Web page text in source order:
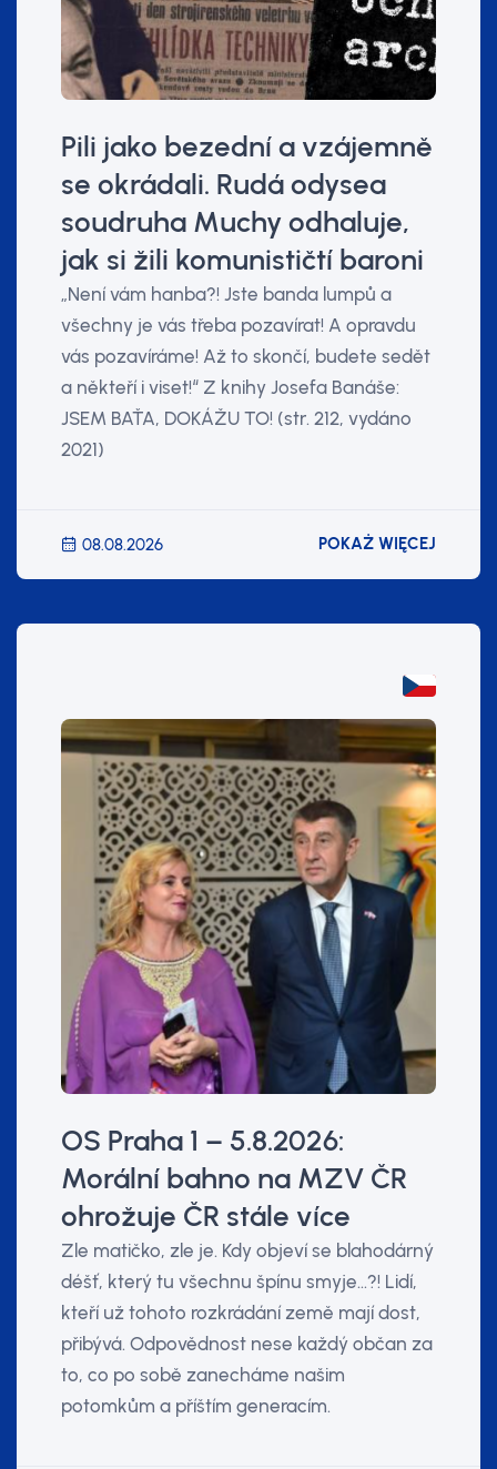
Pili jako bezední a vzájemně
se okrádali. Rudá odysea
soudruha Muchy odhaluje,
jak si žili komunističtí baroni
„Není vám hanba?! Jste banda lumpů a
všechny je vás třeba pozavírat! A opravdu
vás pozavíráme! Až to skončí, budete sedět
a někteří i viset!“ Z knihy Josefa Banáše:
JSEM BAŤA, DOKÁŽU TO! (str. 212, vydáno
2021)
08.08.2026 POKAŻ WIĘCEJ
OS Praha 1 – 5.8.2026:
Morální bahno na MZV ČR
ohrožuje ČR stále více
Zle matičko, zle je. Kdy objeví se blahodárný
déšť, který tu všechnu špínu smyje…?! Lidí,
kteří už tohoto rozkrádání země mají dost,
přibývá. Odpovědnost nese každý občan za
to, co po sobě zanecháme našim
potomkům a příštím generacím.